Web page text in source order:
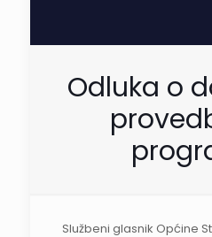
Odluka o
Službeni glasnik Općine